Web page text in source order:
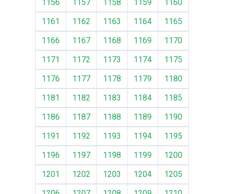
1156
1157 1158 1159
1160
1161
1162 1163 1164
1165
1166
1167 1168 1169
1170
1171
1172 1173 1174
1175
1176
1177 1178 1179
1180
1181
1182 1183 1184
1185
1186
1187 1188 1189
1190
1191
1192 1193 1194
1195
1196
1197 1198 1199
1200
1201
1202 1203 1204
1205